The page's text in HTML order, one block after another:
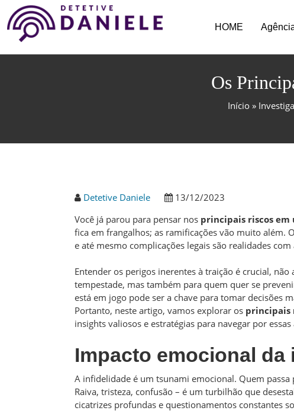
HOME
Os
Início»
Detetive Daniele
13/12/2023
Você já parou para pensar nos principais riscos
fica em frangalhos; as ramificações vão muito além.
e até mesmo complicações legais são realidades
Entender os perigos inerentes à traição é crucial,
tempestade, mas também para quem quer se
está em jogo pode ser a chave para tomar decisões
Portanto, neste artigo, vamos explorar os principais
insights valiosos e estratégias para navegar por
Impacto emocional da
A infidelidade é um tsunami emocional. Quem
Raiva, tristeza, confusão – é um turbilhão que
cicatrizes profundas e questionamentos constantes